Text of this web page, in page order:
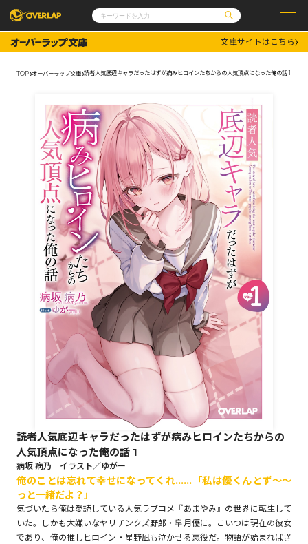
コミックガルド
コミッククリエ
文庫
ノベルス
コミックエッセイ
ポケットモンスター
アニメ
ゲーム
OVERLAP STORE
オーバーラップ広報室
企業
会社概要
採用情報
アクセス
オーバーラップホールディングス
お問い合わせはこちら
オーバーラップ文庫
オーバーラップノベルス
オーバーラップノベルスf
ロサージュノベルス
コミックガルド
文庫サイトはこちら
TOP オーバーラップ文庫 読者人気底辺キャラだったはずが病みヒロインたちからの人気頂点になった俺の話 1
読者人気底辺キャラだったはずが病みヒロインたちからの
人気頂点になった俺の話 1
病坂 病乃 イラスト／ゆがー
俺のことは忘れて幸せになってくれ……「私は優くんとず～～
っと一緒だよ？」
気づいたら俺は愛読している人気ラブコメ『あまやみ』の世界に転生して
いた。しかも大嫌いなヤリチンクズ野郎・皐月優に。こいつは現在の彼女
であり、俺の推しヒロイン・星野凪も泣かせる悪役だ。物語が始まればざ